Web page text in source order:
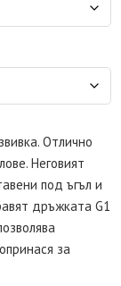
Отлично
Неговият
под ъгъл и
дръжката G1
за